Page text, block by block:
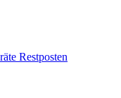
Restposten